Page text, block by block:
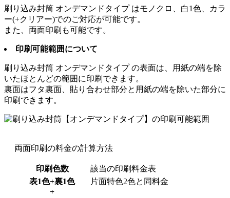
刷り込み封筒 オンデマンドタイプはモノクロ、白1色、カラ
ー(+クリアー)でのご対応が可能です。
また、両面印刷も可能です。
印刷可能範囲について
刷り込み封筒 オンデマンドタイプの表面は、用紙の端を除
いたほとんどの範囲に印刷できます。
裏面はフタ裏面、貼り合わせ部分と用紙の端を除いた部分に
印刷できます。
両面印刷の料金の計算方法
印刷色数
該当の印刷料金表
表1色+裏1色
+
片面特色2色と同料金